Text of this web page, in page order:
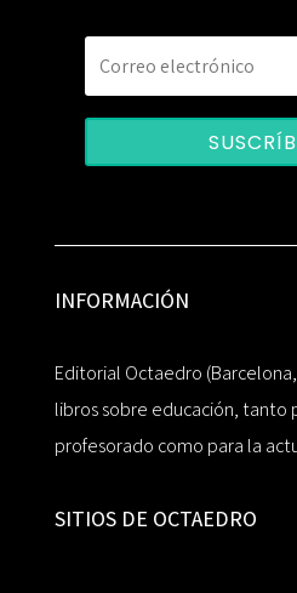
INFORMACIÓN
Editorial Octaedro
libros sobre educación, tanto
profesorado como para la
SITIOS DE OCTAEDRO